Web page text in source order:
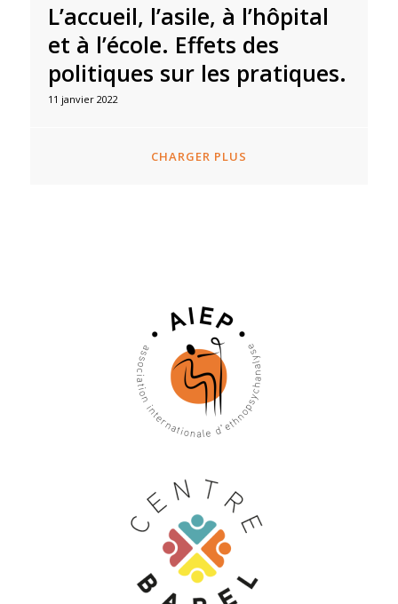
L’accueil, l’asile, à l’hôpital
et à l’école. Effets des
politiques sur les pratiques.
11 janvier 2022
CHARGER PLUS